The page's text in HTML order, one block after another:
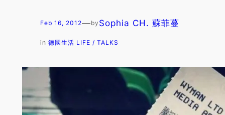
Feb 16, 2012—by Sophia CH. 蘇菲蔓
in 德國生活 LIFE / TALKS